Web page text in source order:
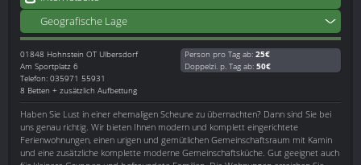
Geografische Lage
01848 Hohnstein OT Ulbersdorf
Am Sportplatz 6
Telefon: 035971 55931
8 Betten + zusätzlich Aufbettung
Person pro Tag ab: 25€
Doppelzi. p. Tag ab: 50€
Haben Sie Lust in einer ehemaligen Scheune zu übernachten? Dann sind Sie bei
uns genau richtig. Wir bieten Ihnen modern und komplett eingerichtete
Ferienwohnungen, einen urigen und gemütlichen Gemeinschaftsraum mit Kamin
und eine zusätzliche komplette moderne Gemeinschaftsküche. Gut geeignet auch